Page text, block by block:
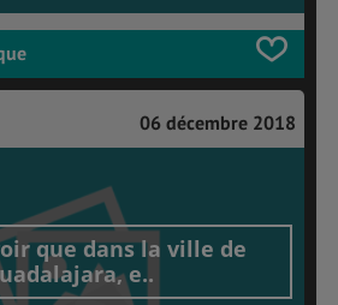
06 décembre 2018
que dans la ville de
e..